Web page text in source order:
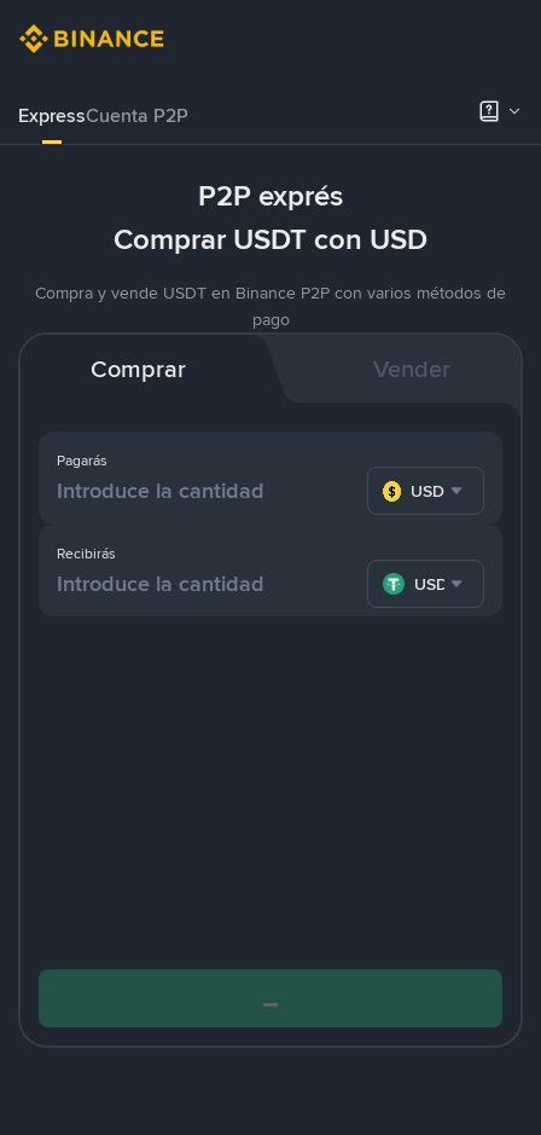
ExpressCuenta P2P
P2P exprés
Comprar USDT con USD
Compra y vende USDT en Binance P2P con varios métodos de
pago
Comprar Vender
Pagarás
USD
Recibirás
USDT